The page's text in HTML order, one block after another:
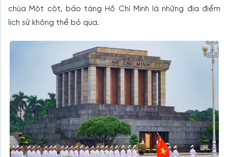
chùa Một cột, bảo tàng Hồ Chí Minh là những địa điểm
lịch sử không thể bỏ qua.